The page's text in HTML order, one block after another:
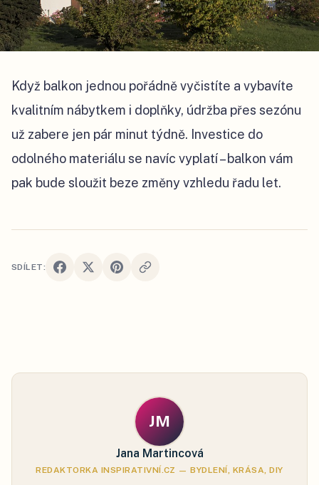
Když balkon jednou pořádně vyčistíte a vybavíte
kvalitním nábytkem i doplňky, údržba přes sezónu
už zabere jen pár minut týdně. Investice do
odolného materiálu se navíc vyplatí – balkon vám
pak bude sloužit beze změny vzhledu řadu let.
SDÍLET:
JM
Jana Martincová
REDAKTORKA INSPIRATIVNÍ.CZ — BYDLENÍ, KRÁSA, DIY